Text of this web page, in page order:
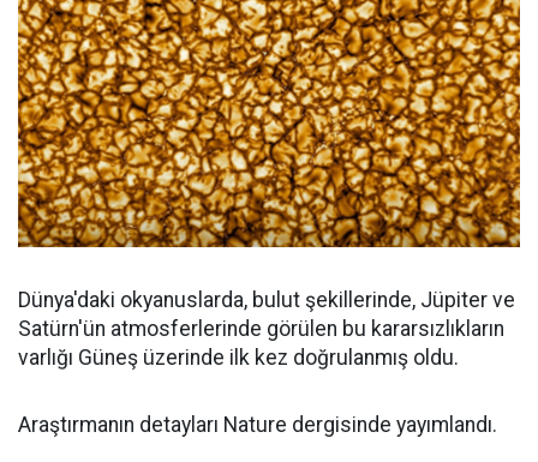
Dünya'daki okyanuslarda, bulut şekillerinde, Jüpiter ve
Satürn'ün atmosferlerinde görülen bu kararsızlıkların
varlığı Güneş üzerinde ilk kez doğrulanmış oldu.
Araştırmanın detayları Nature dergisinde yayımlandı.